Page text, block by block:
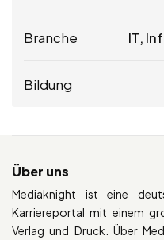
Branche IT,
Bildung
Über uns
Mediaknight ist eine
Karriereportal mit einem
Verlag und Druck. Über